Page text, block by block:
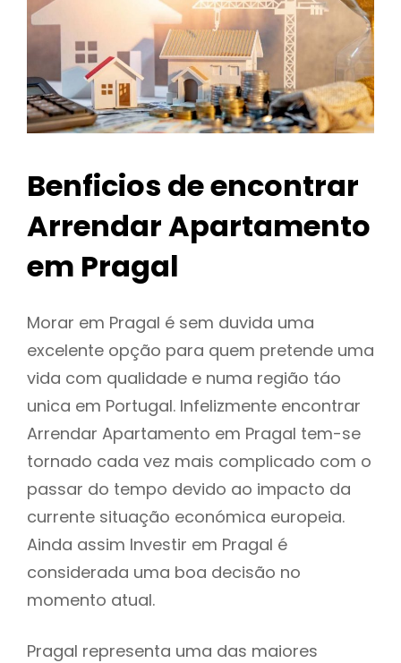
Benficios de encontrar
Arrendar Apartamento
em Pragal
Morar em Pragal é sem duvida uma
excelente opção para quem pretende uma
vida com qualidade e numa região táo
unica em Portugal. Infelizmente encontrar
Arrendar Apartamento em Pragal tem-se
tornado cada vez mais complicado com o
passar do tempo devido ao impacto da
currente situação económica europeia.
Ainda assim Investir em Pragal é
considerada uma boa decisão no
momento atual.
Pragal representa uma das maiores